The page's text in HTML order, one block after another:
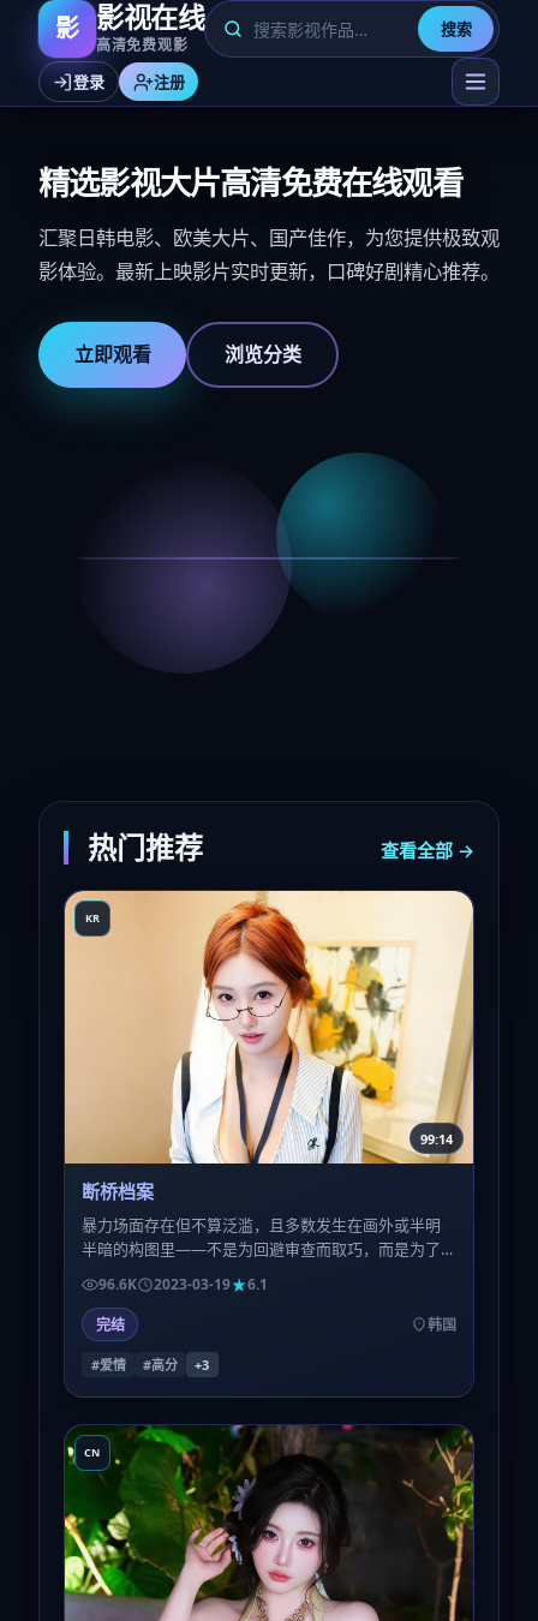
影 影视在线
高清免费观影
搜索
登录 注册
精选影视大片高清免费在线观看
汇聚日韩电影、欧美大片、国产佳作，为您提供极致观
影体验。最新上映影片实时更新，口碑好剧精心推荐。
立即观看 浏览分类
热门推荐 查看全部 →
KR
99:14
断桥档案
暴力场面存在但不算泛滥，且多数发生在画外或半明
半暗的构图里——不是为回避审查而取巧，而是为了
让观众的想象力参与补完，恐惧反而更深。
96.6K 2023-03-19
6.1
完结
韩国
#爱情 #高分 +3
CN